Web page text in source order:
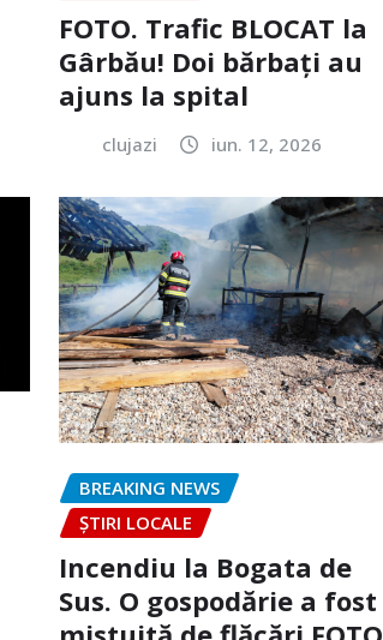
FOTO. Trafic BLOCAT la
Gârbău! Doi bărbați au
ajuns la spital
clujazi iun. 12, 2026
BREAKING NEWS
ȘTIRI LOCALE
Incendiu la Bogata de
Sus. O gospodărie a fost